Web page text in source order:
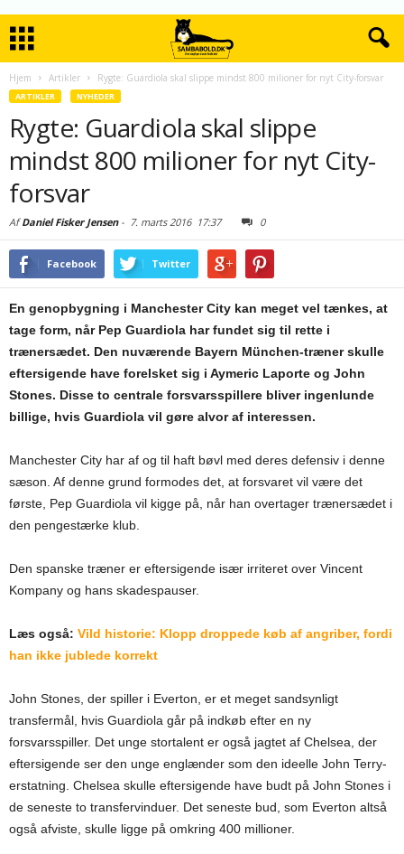
Hjem Artikler Rygte: Guardiola skal slippe mindst 800 milioner for nyt City-forsvar
ARTIKLER NYHEDER
Rygte: Guardiola skal slippe
mindst 800 milioner for nyt City-
forsvar
AfDaniel Fisker Jensen- 7. marts 201617:37 0
Facebook Twitter
En genopbygning i Manchester City kan meget vel tænkes, at
tage form, når Pep Guardiola har fundet sig til rette i
trænersædet. Den nuværende Bayern München-træner skulle
eftersigende have forelsket sig i Aymeric Laporte og John
Stones. Disse to centrale forsvarsspillere bliver ingenlunde
billige, hvis Guardiola vil gøre alvor af interessen.
Manchester City har af og til haft bøvl med deres defensiv i denne
sæson. Af denne grund formodes det, at forsvaret vil være det
første, Pep Guardiola vil kigge på, når han overtager trænersædet i
den pengestærke klub.
Den spanske træner er eftersigende især irriteret over Vincent
Kompany og hans skadespauser.
Læs også: Vild historie: Klopp droppede køb af angriber, fordi
han ikke jublede korrekt
John Stones, der spiller i Everton, er et meget sandsynligt
transfermål, hvis Guardiola går på indkøb efter en ny
forsvarsspiller. Det unge stortalent er også jagtet af Chelsea, der
eftersigende ser den unge englænder som den ideelle John Terry-
erstatning. Chelsea skulle eftersigende have budt på John Stones i
de seneste to transfervinduer. Det seneste bud, som Everton altså
også afviste, skulle ligge på omkring 400 millioner.